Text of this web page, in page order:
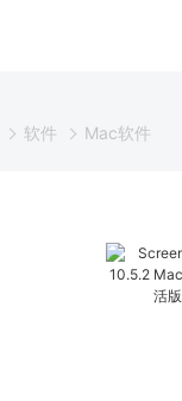
软件 Mac软件